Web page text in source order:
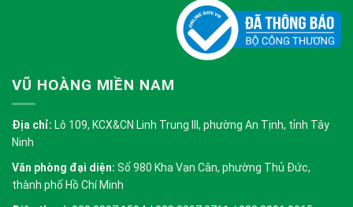
VŨ HOÀNG MIỀN NAM
Địa chỉ: Lô 109, KCX&CN Linh Trung III, phường An Tịnh, tỉnh Tây
Ninh
Văn phòng đại diện: Số 980 Kha Vạn Cân, phường Thủ Đức,
thành phố Hồ Chí Minh